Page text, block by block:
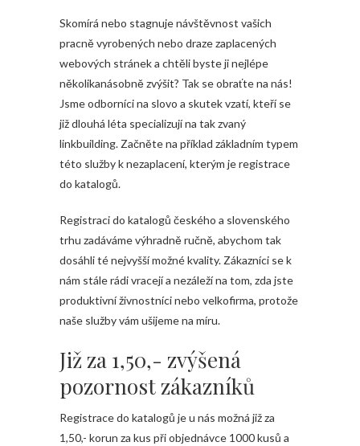
Skomírá nebo stagnuje návštěvnost vašich
pracně vyrobených nebo draze zaplacených
webových stránek a chtěli byste ji nejlépe
několikanásobně zvýšit? Tak se obraťte na nás!
Jsme odborníci na slovo a skutek vzatí, kteří se
již dlouhá léta specializují na tak zvaný
linkbuilding. Začněte na příklad základním typem
této služby k nezaplacení, kterým je registrace
do katalogů.
Registraci do katalogů českého a slovenského
trhu zadáváme výhradně ručně, abychom tak
dosáhli té nejvyšší možné kvality. Zákazníci se k
nám stále rádi vracejí a nezáleží na tom, zda jste
produktivní živnostníci nebo velkofirma, protože
naše služby vám ušijeme na míru.
Již za 1,50,- zvýšená
pozornost zákazníků
Registrace do katalogů je u nás možná již za
1,50,- korun za kus při objednávce 1000 kusů a